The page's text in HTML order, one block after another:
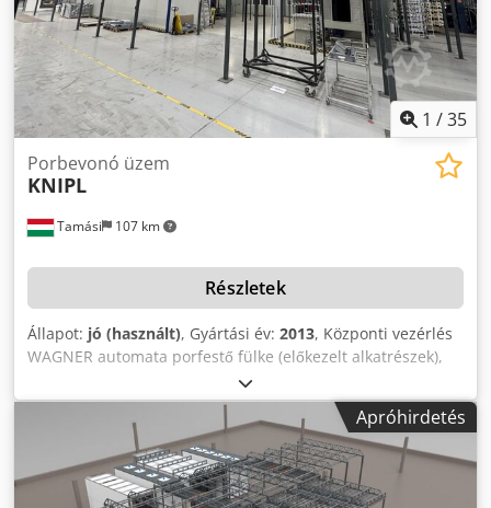
1 /35
Tamási 107 km
Porbevonó üzem
KNIPL
Részletek
Állapot: jó (használt), Gyártási év: 2013, Központi vezérlés
WAGNER automata porfestő fülke (előkezelt alkatrészek),
beleértve a WAGNER SuperCenter porkezelő egységet
(2013) Kézi porfestő rendszer (kis sorozat, vegyes színek)
pisztolyokkal Ciklon szeparátor Tömbös, gázfűtésű
vízszárító kemence. szárító és égető kemence (kazánnal
együtt) A porszórt munkadarabok földgáztüzelésű
porszinterező kemencében kerülnek kiégetésre Szárítás
Apróhirdetés